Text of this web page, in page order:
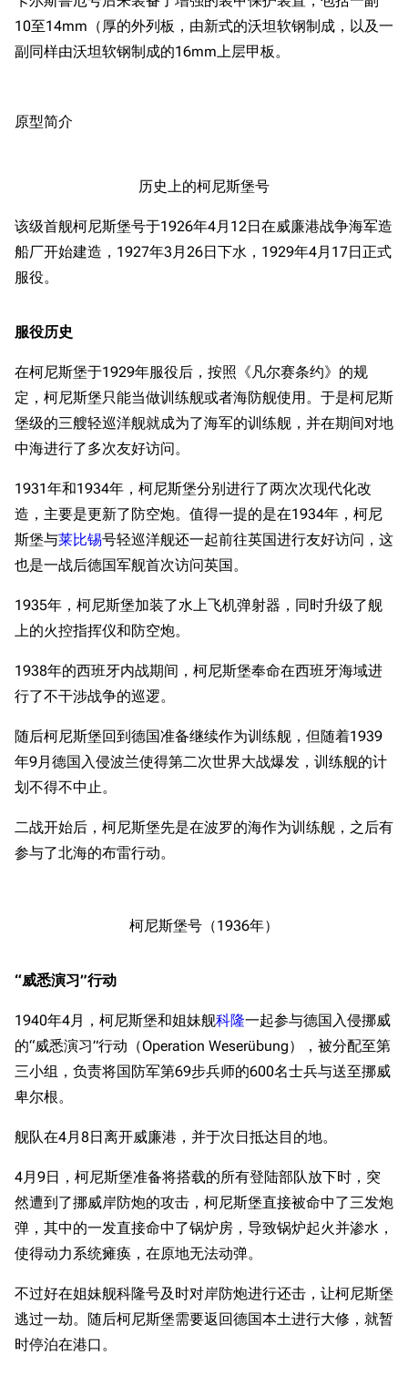
10至14mm（厚的外列板，由新式的沃坦软钢制成，以及一
副同样由沃坦软钢制成的16mm上层甲板。
原型简介
历史上的柯尼斯堡号
该级首舰柯尼斯堡号于1926年4月12日在威廉港战争海军造
船厂开始建造，1927年3月26日下水，1929年4月17日正式
服役。
服役历史
在柯尼斯堡于1929年服役后，按照《凡尔赛条约》的规
定，柯尼斯堡只能当做训练舰或者海防舰使用。于是柯尼斯
堡级的三艘轻巡洋舰就成为了海军的训练舰，并在期间对地
中海进行了多次友好访问。
1931年和1934年，柯尼斯堡分别进行了两次次现代化改
造，主要是更新了防空炮。值得一提的是在1934年，柯尼
斯堡与莱比锡号轻巡洋舰还一起前往英国进行友好访问，这
也是一战后德国军舰首次访问英国。
1935年，柯尼斯堡加装了水上飞机弹射器，同时升级了舰
上的火控指挥仪和防空炮。
1938年的西班牙内战期间，柯尼斯堡奉命在西班牙海域进
行了不干涉战争的巡逻。
随后柯尼斯堡回到德国准备继续作为训练舰，但随着1939
年9月德国入侵波兰使得第二次世界大战爆发，训练舰的计
划不得不中止。
二战开始后，柯尼斯堡先是在波罗的海作为训练舰，之后有
参与了北海的布雷行动。
柯尼斯堡号（1936年）
“威悉演习”行动
1940年4月，柯尼斯堡和姐妹舰科隆一起参与德国入侵挪威
的“威悉演习”行动（Operation Weserübung），被分配至第
三小组，负责将国防军第69步兵师的600名士兵与送至挪威
卑尔根。
舰队在4月8日离开威廉港，并于次日抵达目的地。
4月9日，柯尼斯堡准备将搭载的所有登陆部队放下时，突
然遭到了挪威岸防炮的攻击，柯尼斯堡直接被命中了三发炮
弹，其中的一发直接命中了锅炉房，导致锅炉起火并渗水，
使得动力系统瘫痪，在原地无法动弹。
不过好在姐妹舰科隆号及时对岸防炮进行还击，让柯尼斯堡
逃过一劫。随后柯尼斯堡需要返回德国本土进行大修，就暂
时停泊在港口。